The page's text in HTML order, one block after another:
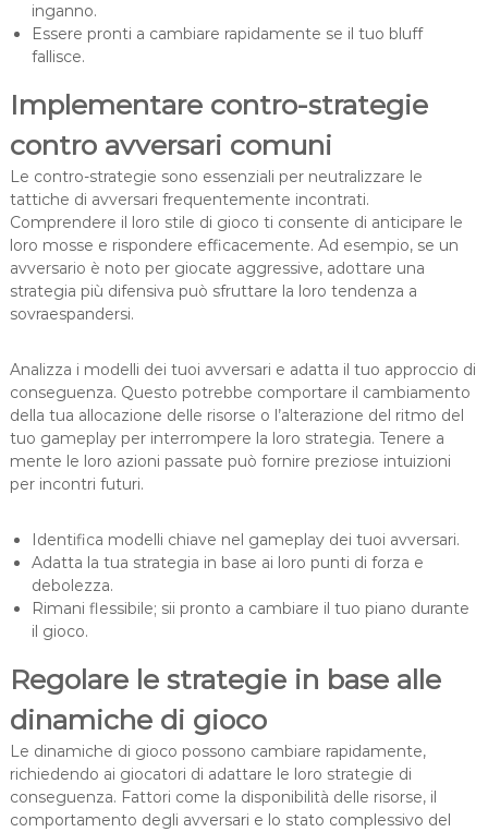
inganno.
Essere pronti a cambiare rapidamente se il tuo bluff
fallisce.
Implementare contro-strategie
contro avversari comuni
Le contro-strategie sono essenziali per neutralizzare le
tattiche di avversari frequentemente incontrati.
Comprendere il loro stile di gioco ti consente di anticipare le
loro mosse e rispondere efficacemente. Ad esempio, se un
avversario è noto per giocate aggressive, adottare una
strategia più difensiva può sfruttare la loro tendenza a
sovraespandersi.
Analizza i modelli dei tuoi avversari e adatta il tuo approccio di
conseguenza. Questo potrebbe comportare il cambiamento
della tua allocazione delle risorse o l’alterazione del ritmo del
tuo gameplay per interrompere la loro strategia. Tenere a
mente le loro azioni passate può fornire preziose intuizioni
per incontri futuri.
Identifica modelli chiave nel gameplay dei tuoi avversari.
Adatta la tua strategia in base ai loro punti di forza e
debolezza.
Rimani flessibile; sii pronto a cambiare il tuo piano durante
il gioco.
Regolare le strategie in base alle
dinamiche di gioco
Le dinamiche di gioco possono cambiare rapidamente,
richiedendo ai giocatori di adattare le loro strategie di
conseguenza. Fattori come la disponibilità delle risorse, il
comportamento degli avversari e lo stato complessivo del